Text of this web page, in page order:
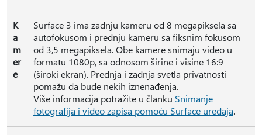
K
a
m
er
e
Surface 3 ima zadnju kameru od 8 megapiksela sa
autofokusom i prednju kameru sa fiksnim fokusom
od 3,5 megapiksela. Obe kamere snimaju video u
formatu 1080p, sa odnosom širine i visine 16:9
(široki ekran). Prednja i zadnja svetla privatnosti
pomažu da bude nekih iznenađenja.
Više informacija potražite u članku Snimanje
fotografija i video zapisa pomoću Surface uređaja.